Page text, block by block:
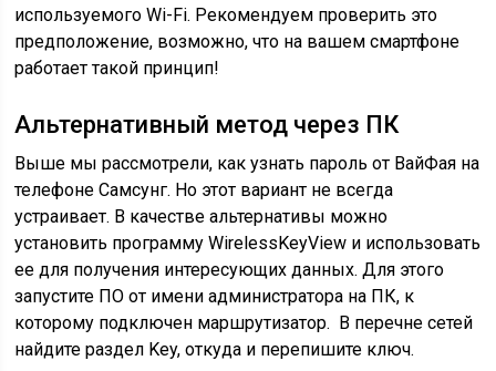
используемого Wi-Fi. Рекомендуем проверить это
предположение, возможно, что на вашем смартфоне
работает такой принцип!
Альтернативный метод через ПК
Выше мы рассмотрели, как узнать пароль от ВайФая на
телефоне Самсунг. Но этот вариант не всегда
устраивает. В качестве альтернативы можно
установить программу WirelessKeyView и использовать
ее для получения интересующих данных. Для этого
запустите ПО от имени администратора на ПК, к
которому подключен маршрутизатор. В перечне сетей
найдите раздел Key, откуда и перепишите ключ.